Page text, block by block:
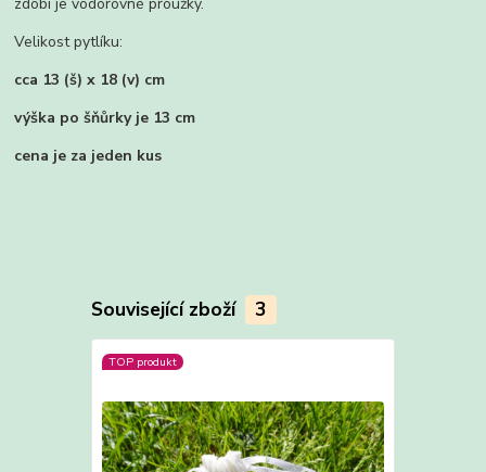
Velikost pytlíku:
cca 13 (š) x 18 (v) cm
výška po šňůrky je 13 cm
cena je za jeden kus
Související zboží 3
TOP produkt